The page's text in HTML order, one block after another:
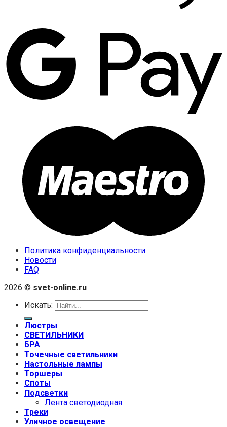
Политика конфиденциальности
Новости
FAQ
2026 © svet-online.ru
Искать:
Люстры
СВЕТИЛЬНИКИ
БРА
Точечные светильники
Настольные лампы
Торшеры
Споты
Подсветки
Лента светодиодная
Треки
Уличное освещение